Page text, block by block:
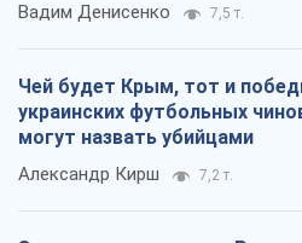
Вадим Денисенко 7,5 т.
Чей будет Крым, тот и
украинских футбольных
могут назвать убийцами
Александр Кирш 7,2 т.